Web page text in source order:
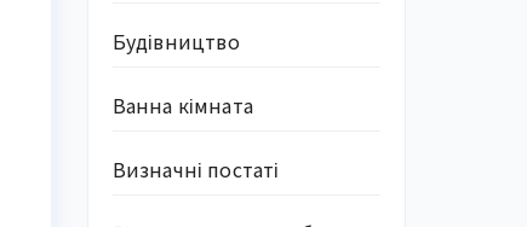
Будівництво
Ванна кімната
Визначні постаті